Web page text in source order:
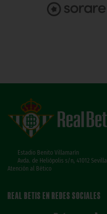
Estadio Benito Villamarín
Avda. de Heliópolis s/n, 41012 Sevilla
Atención al Bético
REAL BETIS EN REDES SOCIALES